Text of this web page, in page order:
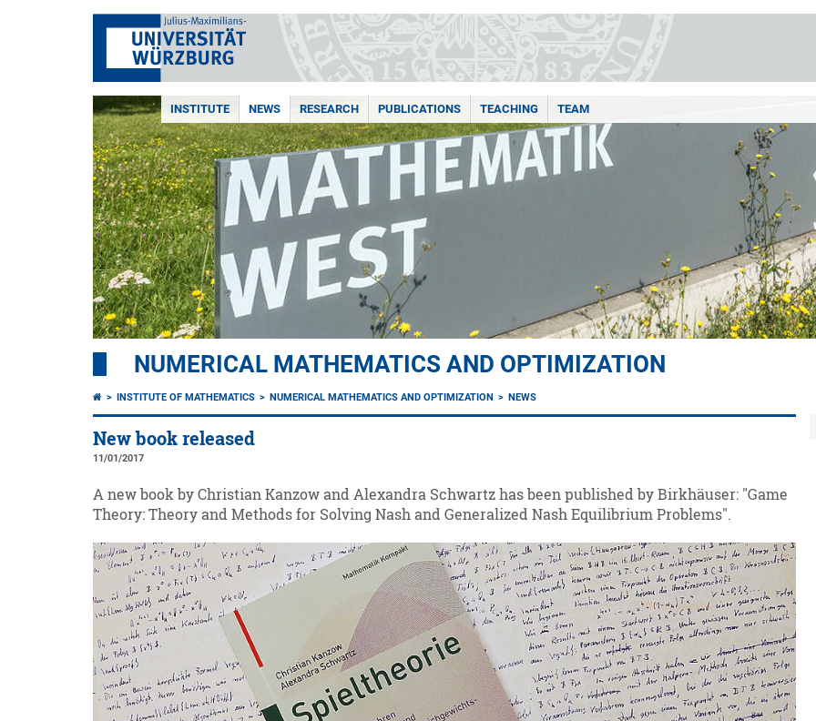
INSTITUTE NEWS RESEARCH PUBLICATIONS TEACHING TEAM
NUMERICAL MATHEMATICS AND OPTIMIZATION
INSTITUTE OF MATHEMATICS NUMERICAL MATHEMATICS AND OPTIMIZATION NEWS
New book released
11/01/2017
A new book by Christian Kanzow and Alexandra Schwartz has been published by Birkhäuser: "Game
Theory: Theory and Methods for Solving Nash and Generalized Nash Equilibrium Problems".